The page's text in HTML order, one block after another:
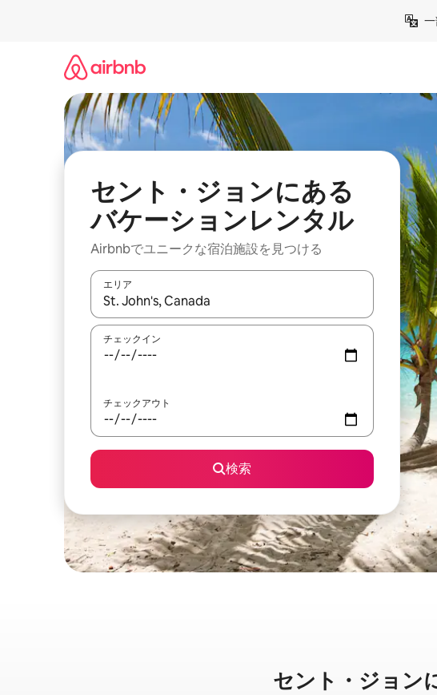
セント・ジョンにある
バケーションレンタル
Airbnbでユニークな宿泊施設を見つける
エリア
検索結果が表示されたら、上下の矢印キーを使って移動するか、
チェックイン
チェックアウト
検索
セント・ジョン